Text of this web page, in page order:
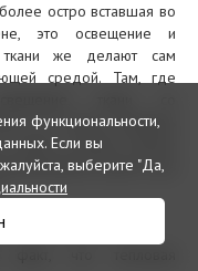
остро вставшая во
это освещение и
ткани же делают сам
средой. Там, где
не смогут заменить
нужно создать мягкое
может стать
кровель
функциональности,
Если вы
выберите "Да,